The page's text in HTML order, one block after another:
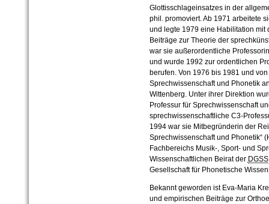
Glottisschlageinsatzes in der
phil. promoviert. Ab 1971 arbeitete
und legte 1979 eine Habilitation mit
Beiträge zur Theorie der
war sie außerordentliche
und wurde 1992 zur ordentlichen
berufen. Von 1976 bis 1981 und
Sprechwissenschaft und Phonetik
Wittenberg. Unter ihrer Direktion
Professur für Sprechwissenschaft
sprechwissenschaftliche C3-
1994 war sie Mitbegründerin der
Sprechwissenschaft und Phonetik“
Fachbereichs Musik-, Sport- und
Wissenschaftlichen Beirat der DGSS
Gesellschaft für Phonetische
Bekannt geworden ist Eva-Maria
und empirischen Beiträge zur